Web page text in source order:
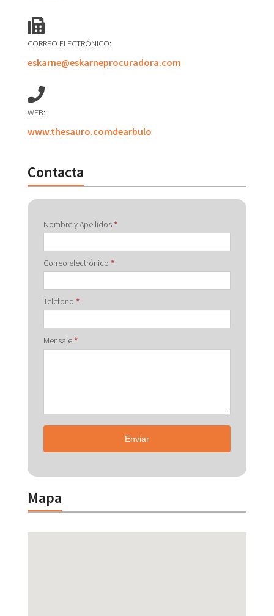
CORREO ELECTRÓNICO:
eskarne@eskarneprocuradora.com
WEB:
www.thesauro.comdearbulo
Contacta
Contactar
con
Nombre y Apellidos*
Correo electrónico *
Teléfono *
Mensaje*
Enviar
Mapa